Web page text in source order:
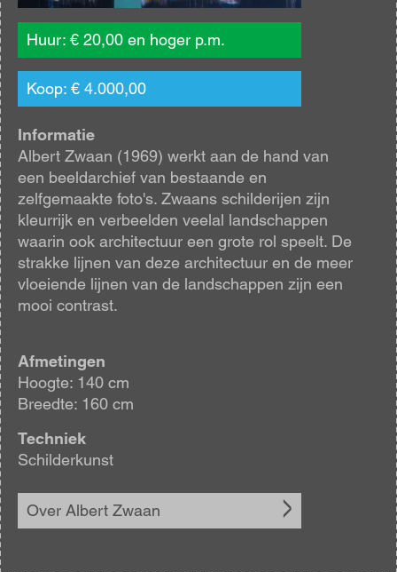
Huur: € 20,00 en hoger p.m.
Koop: € 4.000,00
Informatie
Albert Zwaan (1969) werkt aan de hand van
een beeldarchief van bestaande en
zelfgemaakte foto's. Zwaans schilderijen zijn
kleurrijk en verbeelden veelal landschappen
waarin ook architectuur een grote rol speelt. De
strakke lijnen van deze architectuur en de meer
vloeiende lijnen van de landschappen zijn een
mooi contrast.
Afmetingen
Hoogte: 140 cm
Breedte: 160 cm
Techniek
Schilderkunst
Over Albert Zwaan